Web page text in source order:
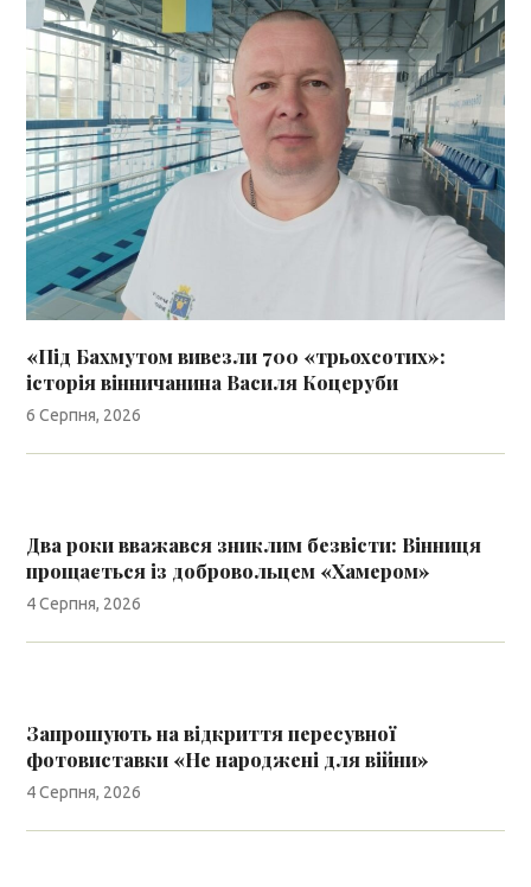
«Під Бахмутом вивезли 700 «трьохсотих»:
історія вінничанина Василя Коцеруби
6 Серпня, 2026
Два роки вважався зниклим безвісти: Вінниця
прощається із добровольцем «Хамером»
4 Серпня, 2026
Запрошують на відкриття пересувної
фотовиставки «Не народжені для війни»
4 Серпня, 2026